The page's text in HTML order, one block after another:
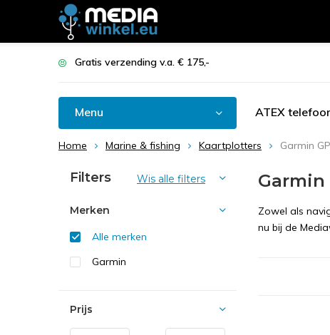
Gratis verzending v.a. € 175,-
Menu ATEX
Home Marine & fishing Kaartplotters Garmin
Garmin
Zowel als
nu bij de
Filters Wis alle filters
Merken
Alle merken
Garmin
Prijs